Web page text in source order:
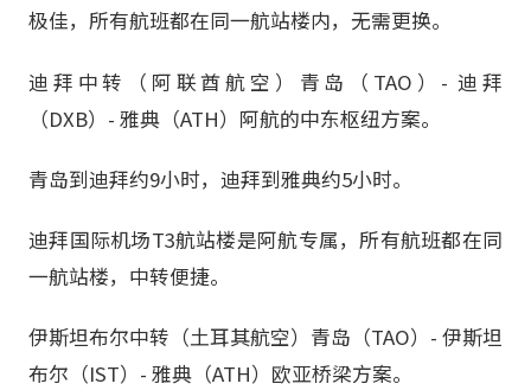
极佳，所有航班都在同一航站楼内，无需更换。
迪拜中转（阿联酋航空）青岛（TAO）- 迪拜
（DXB）- 雅典（ATH）阿航的中东枢纽方案。
青岛到迪拜约9小时，迪拜到雅典约5小时。
迪拜国际机场T3航站楼是阿航专属，所有航班都在同
一航站楼，中转便捷。
伊斯坦布尔中转（土耳其航空）青岛（TAO）- 伊斯坦
布尔（IST）- 雅典（ATH）欧亚桥梁方案。